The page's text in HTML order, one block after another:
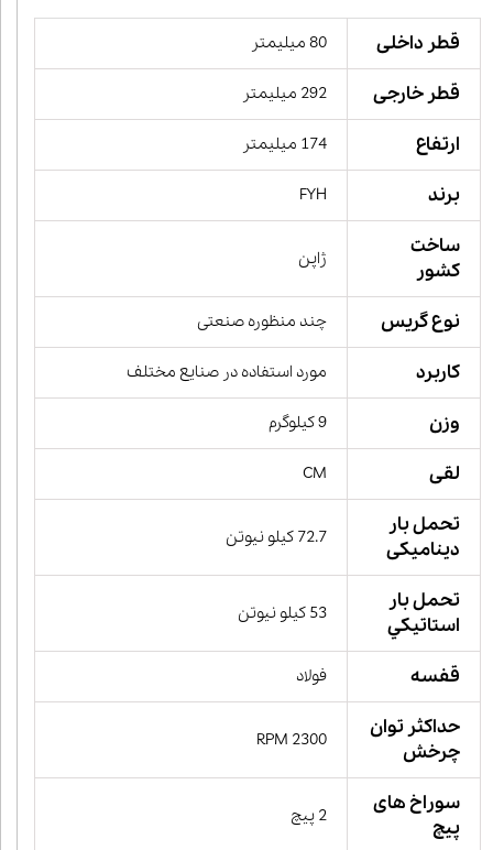
قطر داخلی 80 میلیمتر
قطر خارجی 292 میلیمتر
ارتفاع 174 میلیمتر
برند FYH
ساخت
کشور
ژاپن
نوع گریس چند منظوره صنعتی
کاربرد مورد استفاده در صنایع مختلف
وزن 9 کیلوگرم
لقی CM
تحمل بار
دینامیکی
72.7 کیلو نیوتن
تحمل بار
استاتيكي
53 کیلو نیوتن
قفسه فولاد
حداکثر توان
چرخش
2300 RPM
سوراخ های
پیچ
2 پیچ